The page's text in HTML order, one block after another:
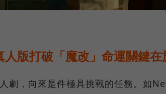
人版打破「魔改」命運關鍵在
劇，向來是件極具挑戰的任務。如